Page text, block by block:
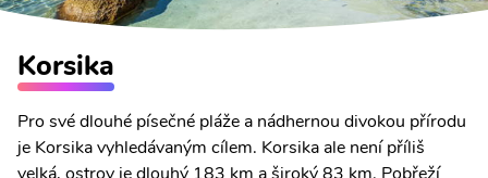
Korsika
Pro své dlouhé písečné pláže a nádhernou divokou přírodu
je Korsika vyhledávaným cílem. Korsika ale není příliš